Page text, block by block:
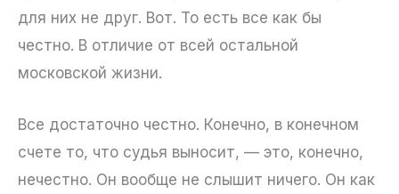
для них не друг. Вот. То есть все как бы
честно. В отличие от всей остальной
московской жизни.
Все достаточно честно. Конечно, в конечном
счете то, что судья выносит, — это, конечно,
нечестно. Он вообще не слышит ничего. Он как